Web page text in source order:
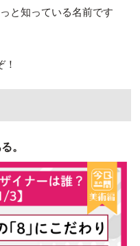
と知っている名前です
。